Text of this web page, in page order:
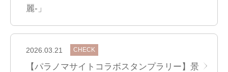
麗‐」
2026.03.21 CHECK
【パラノマサイトコラボスタンプラリー】景